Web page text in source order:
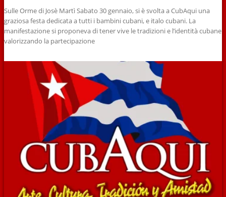
Sulle Orme di Josè Martì Sabato 30 gennaio, si è svolta a CubAqui una
graziosa festa dedicata a tutti i bambini cubani, e italo cubani. La
manifestazione si proponeva di tener vive le tradizioni e l’identità cubane
valorizzando la partecipazione